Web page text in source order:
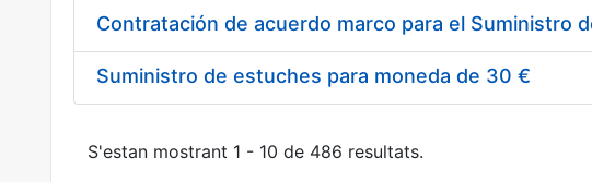
Suministro de estuches para moneda de 30 €
S'estan mostrant 1 - 10 de 486 resultats.